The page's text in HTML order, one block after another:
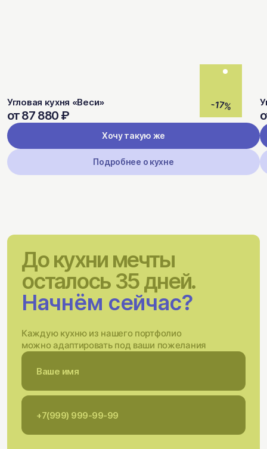
-17%
Угловая кухня «Веси»
от 87 880 ₽
Хочу такую же
Подробнее о кухне
До кухни мечты
осталось 35 дней.
Начнём сейчас?
Каждую кухню из нашего портфолио
можно адаптировать под ваши пожелания